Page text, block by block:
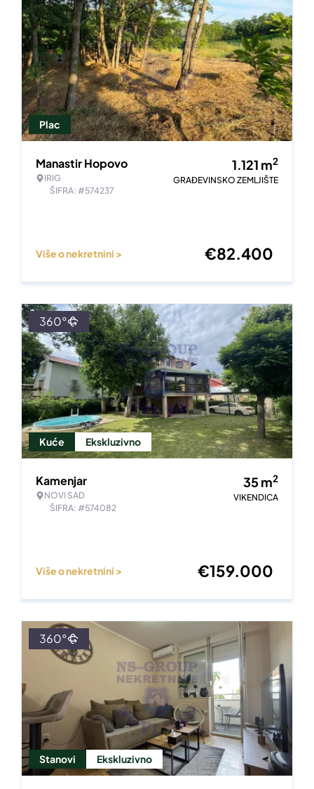
Plac
Manastir Hopovo
IRIG
ŠIFRA: #574237
1.121 m2
GRAĐEVINSKO ZEMLJIŠTE
Više o nekretnini > €82.400
Kuće Ekskluzivno
360°
Kamenjar
NOVI SAD
ŠIFRA: #574082
35m2
VIKENDICA
Više o nekretnini > €159.000
Stanovi Ekskluzivno
360°